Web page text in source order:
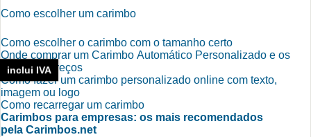
Como escolher um carimbo
Como escolher o carimbo com o tamanho certo
Onde comprar um Carimbo Automático Personalizado e os
melhores preços
Como fazer um carimbo personalizado online com texto,
imagem ou logo
Como recarregar um carimbo
Carimbos para empresas: os mais recomendados
pela Carimbos.net
inclui IVA